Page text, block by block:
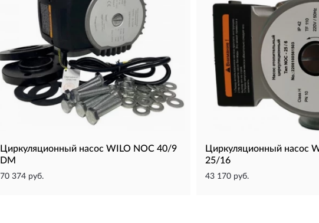
Циркуляционный насос WILO NOC 40/9
DM
70 374 руб.
Циркуляционный насос
25/16
43 170 руб.